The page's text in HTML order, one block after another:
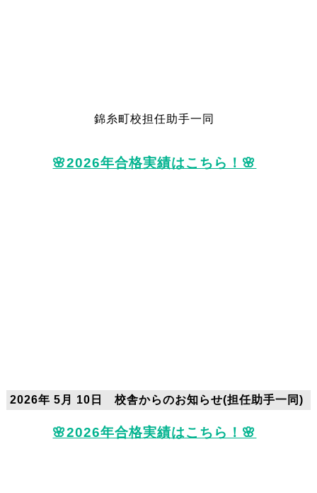
錦糸町校担任助手一同
🌸2026年合格実績はこちら！🌸
2026年 5月 10日 校舎からのお知らせ(担任助手一同)
🌸2026年合格実績はこちら！🌸